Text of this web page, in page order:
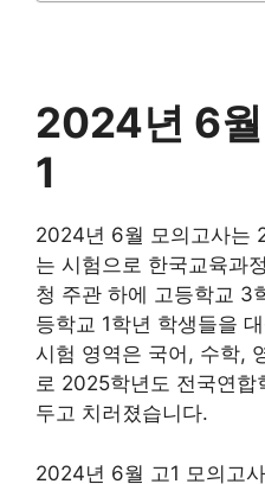
2024년 6
1
2024년 6월 모의고사는
는 시험으로 한국교육과
청 주관 하에 고등학교 3
등학교 1학년 학생들을
시험 영역은 국어, 수학,
로 2025학년도 전국연합
두고 치러졌습니다.
2024년 6월 고1 모의고